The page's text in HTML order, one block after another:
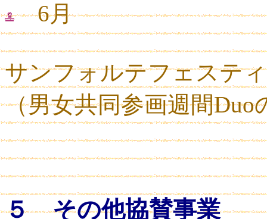
6月
サンフォルテフェステ
（男女共同参画週間Duo
５ その他協賛事業